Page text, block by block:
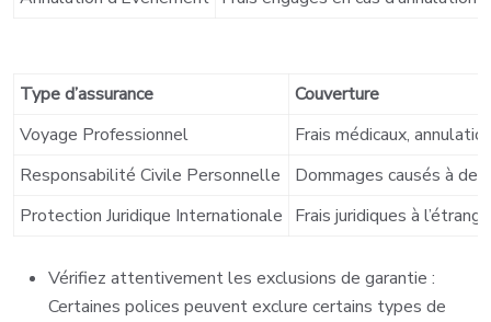
Type d’assurance
Couverture
Voyage Professionnel
Frais médicaux,
Responsabilité Civile Personnelle
Dommages causés à
Protection Juridique Internationale Frais juridiques à
Vérifiez attentivement les exclusions de garantie :
Certaines polices peuvent exclure certains types de